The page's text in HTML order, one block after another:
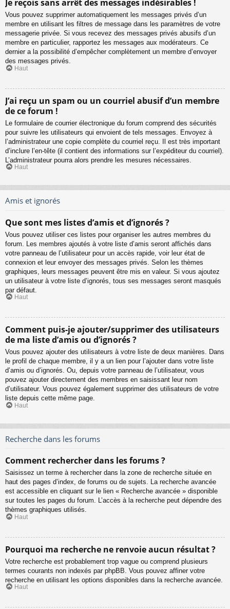
Je reçois sans arrêt des messages indésirables !
Vous pouvez supprimer automatiquement les messages privés d’un
membre en utilisant les filtres de message dans les paramètres de votre
messagerie privée. Si vous recevez des messages privés abusifs d’un
membre en particulier, rapportez les messages aux modérateurs. Ce
dernier a la possibilité d’empêcher complètement un membre d’envoyer
des messages privés.
Haut
J’ai reçu un spam ou un courriel abusif d’un membre
de ce forum !
Le formulaire de courrier électronique du forum comprend des sécurités
pour suivre les utilisateurs qui envoient de tels messages. Envoyez à
l’administrateur une copie complète du courriel reçu. Il est très important
d’inclure l’en-tête (il contient des informations sur l’expéditeur du courriel).
L’administrateur pourra alors prendre les mesures nécessaires.
Haut
Amis et ignorés
Que sont mes listes d’amis et d’ignorés ?
Vous pouvez utiliser ces listes pour organiser les autres membres du
forum. Les membres ajoutés à votre liste d’amis seront affichés dans
votre panneau de l’utilisateur pour un accès rapide, voir leur état de
connexion et leur envoyer des messages privés. Selon les thèmes
graphiques, leurs messages peuvent être mis en valeur. Si vous ajoutez
un utilisateur à votre liste d’ignorés, tous ses messages seront masqués
par défaut.
Haut
Comment puis-je ajouter/supprimer des utilisateurs
de ma liste d’amis ou d’ignorés ?
Vous pouvez ajouter des utilisateurs à votre liste de deux manières. Dans
le profil de chaque membre, il y a un lien pour l’ajouter dans votre liste
d’amis ou d’ignorés. Ou, depuis votre panneau de l’utilisateur, vous
pouvez ajouter directement des membres en saisissant leur nom
d’utilisateur. Vous pouvez également supprimer des utilisateurs de votre
liste depuis cette même page.
Haut
Recherche dans les forums
Comment rechercher dans les forums ?
Saisissez un terme à rechercher dans la zone de recherche située en
haut des pages d’index, de forums ou de sujets. La recherche avancée
est accessible en cliquant sur le lien « Recherche avancée » disponible
sur toutes les pages du forum. L’accès à la recherche peut dépendre des
thèmes graphiques utilisés.
Haut
Pourquoi ma recherche ne renvoie aucun résultat ?
Votre recherche est probablement trop vague ou comprend plusieurs
termes courants non indexés par phpBB. Vous pouvez affiner votre
recherche en utilisant les options disponibles dans la recherche avancée.
Haut